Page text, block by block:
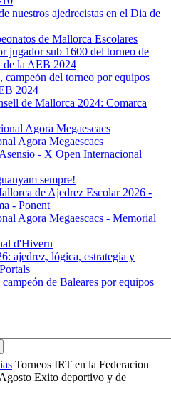
nuestros ajedrecistas en el Dia de
de Mallorca Escolares
jugador sub 1600 del torneo de
de la AEB 2024
campeón del torneo por equipos
2024
de Mallorca 2024: Comarca
Agora Megaescacs
Agora Megaescacs
- X Open Internacional
sempre!
de Ajedrez Escolar 2026 -
- Ponent
Agora Megaescacs - Memorial
d'Hivern
ajedrez, lógica, estrategia y
de Baleares por equipos
Torneos IRT en la Federacion
Exito deportivo y de